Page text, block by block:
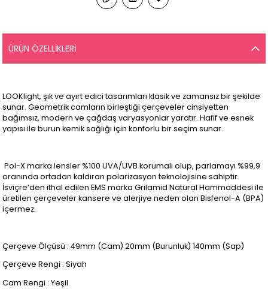
ÜRÜN ÖZELLIKLERI
LOOKlight, şık ve ayırt edici tasarımları klasik ve zamansız bir şekilde
sunar. Geometrik camların birleştiği çerçeveler cinsiyetten
bağımsız, modern ve çağdaş varyasyonlar yaratır. Hafif ve esnek
yapısı ile burun kemik sağlığı için konforlu bir seçim sunar.
Pol-X marka lensler %100 UVA/UVB korumalı olup, parlamayı %99,9
oranında ortadan kaldıran polarizasyon teknolojisine sahiptir.
İsviçre’den ithal edilen EMS marka Grilamid Natural Hammaddesi ile
üretilen çerçeveler kansere ve alerjiye neden olan Bisfenol-A (BPA)
içermez.
Çerçeve Ölçüsü : 49mm (Cam) 20mm (Burunluk) 140mm (Sap)
Çerçeve Rengi : Siyah
Cam Rengi : Yeşil